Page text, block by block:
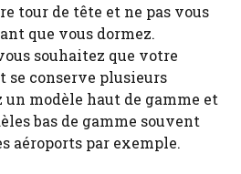
tour de tête et ne pas vous
que vous dormez.
souhaitez que votre
se conserve plusieurs
un modèle haut de gamme et
bas de gamme souvent
aéroports par exemple.